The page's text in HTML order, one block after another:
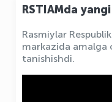
RSTIAMda
Rasmiylar
markazida amalga
tanishishdi.